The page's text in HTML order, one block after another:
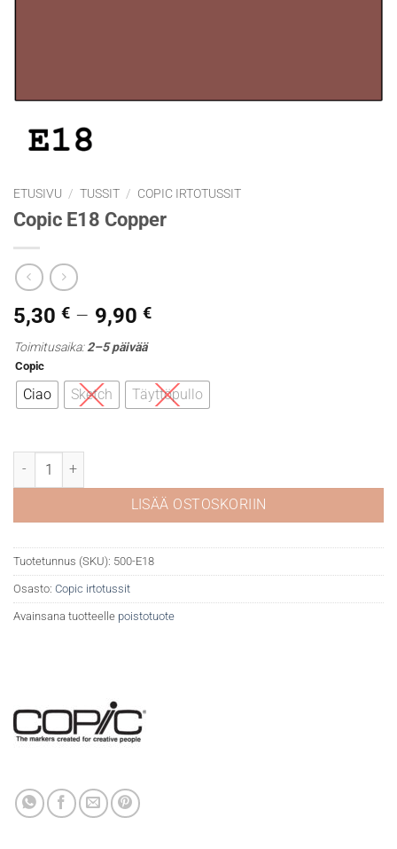
ETUSIVU / TUSSIT / COPIC IRTOTUSSIT
Copic E18 Copper
5,30 € – 9,90 €Hintaluokka:
9,90 €
Toimitusaika:2–5 päivää
Copic
Ciao Sketch Täyttöpullo
Copic E18 Copper määrä
LISÄÄ OSTOSKORIIN
Tuotetunnus (SKU): 500-E18
Osasto: Copic irtotussit
Avainsana tuotteelle poistotuote